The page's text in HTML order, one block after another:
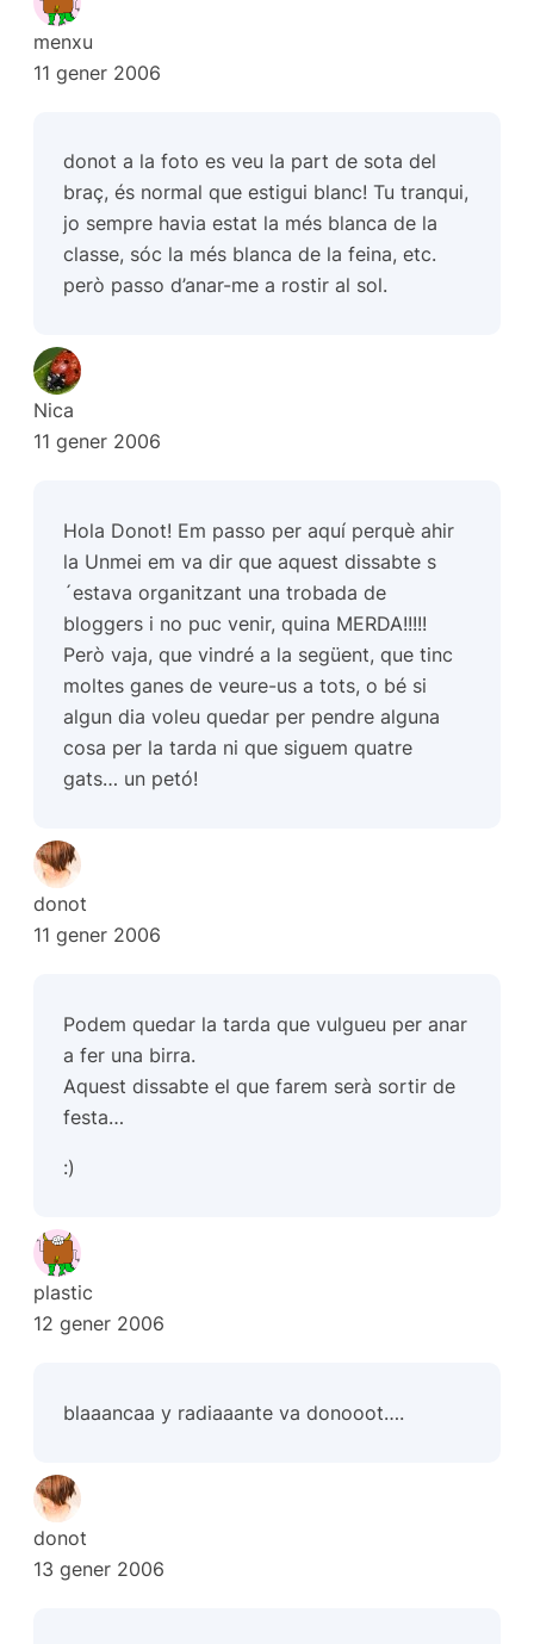
menxu
11 gener 2006
donot a la foto es veu la part de sota del
braç, és normal que estigui blanc! Tu tranqui,
jo sempre havia estat la més blanca de la
classe, sóc la més blanca de la feina, etc.
però passo d’anar-me a rostir al sol.
Nica
11 gener 2006
Hola Donot! Em passo per aquí perquè ahir
la Unmei em va dir que aquest dissabte s
´estava organitzant una trobada de
bloggers i no puc venir, quina MERDA!!!!!
Però vaja, que vindré a la següent, que tinc
moltes ganes de veure-us a tots, o bé si
algun dia voleu quedar per pendre alguna
cosa per la tarda ni que siguem quatre
gats… un petó!
donot
11 gener 2006
Podem quedar la tarda que vulgueu per anar
a fer una birra.
Aquest dissabte el que farem serà sortir de
festa…
:)
plastic
12 gener 2006
blaaancaa y radiaaante va donooot….
donot
13 gener 2006